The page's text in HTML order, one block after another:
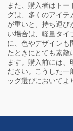
また、購入者はトー
グは、多くのアイテ
が重いと、持ち運び
い場合は、軽量タイ
に、色やデザインも
たときにとても素敵
ます。購入前には、
ださい。こうした一
ッグ選びにおいてよ